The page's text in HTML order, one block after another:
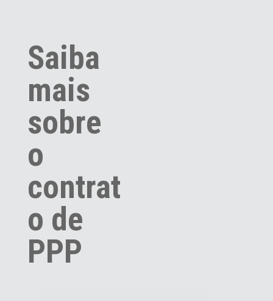
Saiba
mais
sobre
o
contrat
o de
PPP